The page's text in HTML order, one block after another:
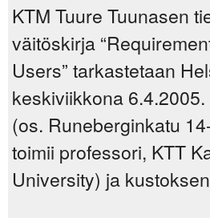
KTM Tuure Tuunasen
väitöskirja
Users” tarkastetaan
keskiviikkona
(os. Runeberginkatu
toimii professori, KTT
University) ja